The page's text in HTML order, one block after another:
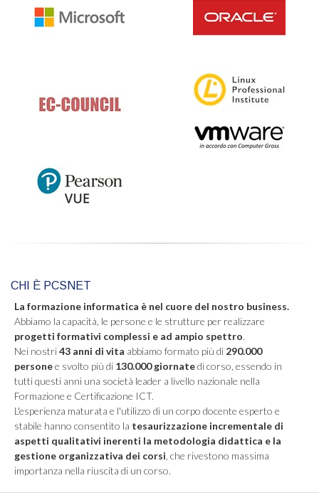
CHI È PCSNET
La formazione informatica è nel cuore del nostro business.
Abbiamo la capacità, le persone e le strutture per realizzare
progetti formativi complessi e ad ampio spettro.
Nei nostri43 anni di vita abbiamo formato più di 290.000
personee svolto più di 130.000 giornatedi corso, essendo in
tutti questi anni una società leader a livello nazionale nella
Formazione e Certificazione ICT.
L'esperienza maturata e l'utilizzo di un corpo docente esperto e
stabile hanno consentito la tesaurizzazione incrementale di
aspetti qualitativi inerenti la metodologia didattica e la
gestione organizzativa dei corsi , che rivestono massima
importanza nella riuscita di un corso.